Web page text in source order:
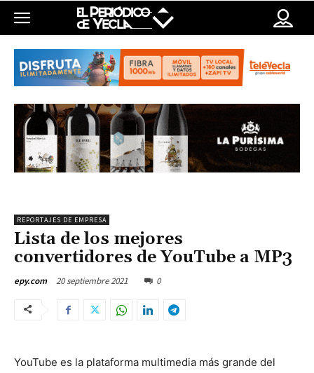
REPORTAJES DE EMPRESA
Lista de los mejores
convertidores de YouTube a MP3
epy.com 20 septiembre 2021 0
YouTube es la plataforma multimedia más grande del